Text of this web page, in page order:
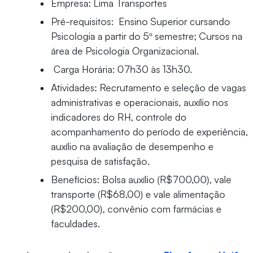
Empresa: Lima Transportes
Pré-requisitos: Ensino Superior cursando
Psicologia a partir do 5º semestre; Cursos na
área de Psicologia Organizacional.
Carga Horária: 07h30 às 13h30.
Atividades: Recrutamento e seleção de vagas
administrativas e operacionais, auxílio nos
indicadores do RH, controle do
acompanhamento do período de experiência,
auxílio na avaliação de desempenho e
pesquisa de satisfação.
Benefícios: Bolsa auxílio (R$700,00), vale
transporte (R$68,00) e vale alimentação
(R$200,00), convênio com farmácias e
faculdades.